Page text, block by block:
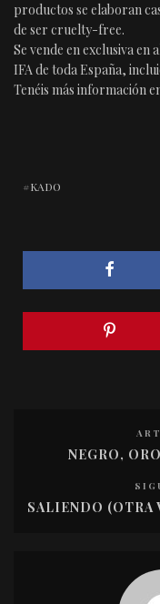
productos se elaboran
de ser cruelty-free.
Se vende en exclusiva
IFA de toda España,
Tenéis más información
KADO
NEGRO,
SALIENDO (OTRA